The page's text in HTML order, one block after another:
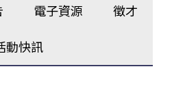
電子資源 徵才
動快訊